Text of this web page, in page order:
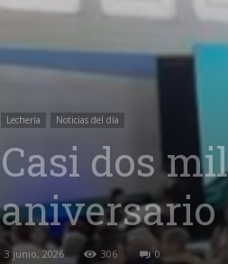
Lechería Noticias del día
Casi dos
aniversario
3 junio, 2026 306 0